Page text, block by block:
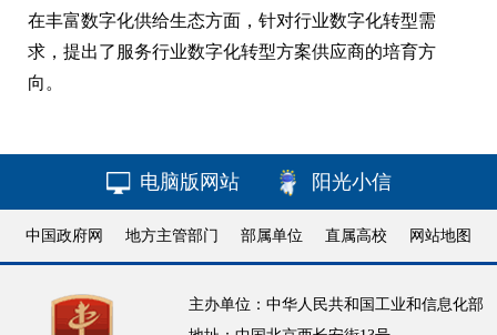
在丰富数字化供给生态方面，针对行业数字化转型需
求，提出了服务行业数字化转型方案供应商的培育方
向。
电脑版网站 阳光小信
中国政府网 地方主管部门 部属单位 直属高校 网站地图
主办单位：中华人民共和国工业和信息化部